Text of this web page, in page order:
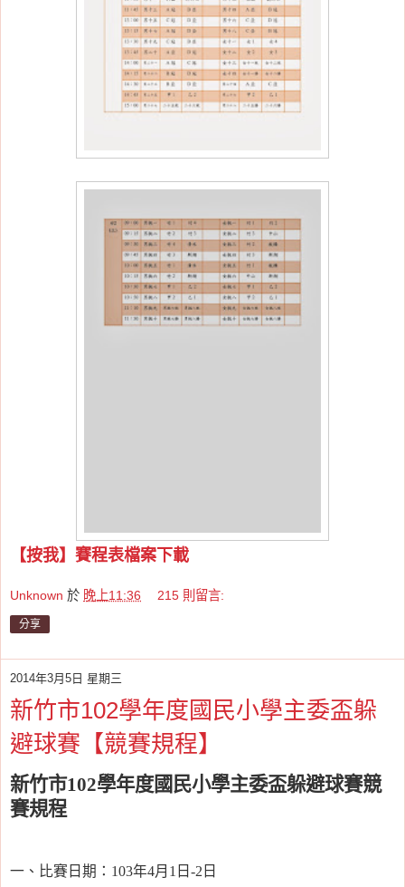
【按我】賽程表檔案下載
Unknown 於 晚上11:36 215 則留言:
分享
2014年3月5日 星期三
新竹市102學年度國民小學主委盃躲
避球賽【競賽規程】
新竹市102學年度國民小學主委盃躲避球賽競
賽規程
一、比賽日期： 103年4月 1 日 -2 日